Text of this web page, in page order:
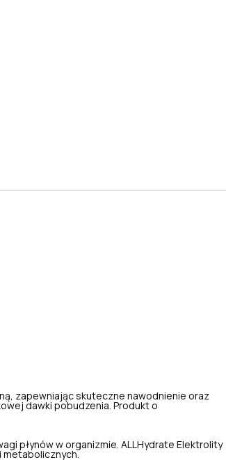
zapewniając skuteczne nawodnienie oraz
dawki pobudzenia. Produkt o
płynów w organizmie. ALLHydrate Elektrolity